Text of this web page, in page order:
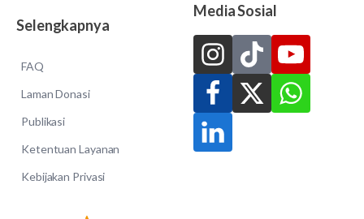
Selengkapnya
FAQ
Laman Donasi
Publikasi
Ketentuan Layanan
Kebijakan Privasi
Media Sosial